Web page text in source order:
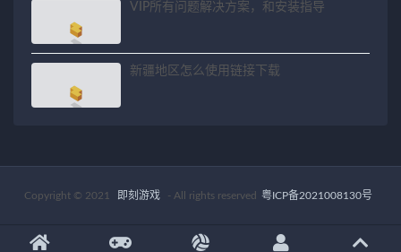
VIP所有问题解决方案，和安装指导
新疆地区怎么使用链接下载
Copyright © 2021 即刻游戏 - All rights reserved 粤ICP备2021008130号